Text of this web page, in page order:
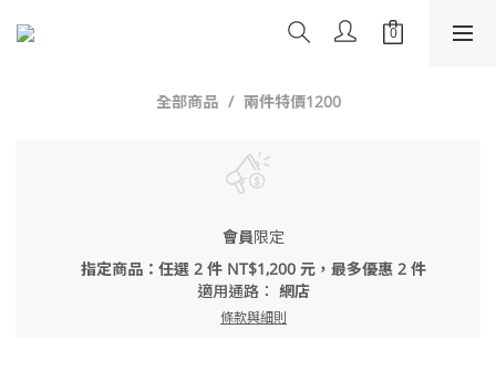
全部商品 兩件特價1200
會員限定
指定商品：任選 2 件 NT$1,200 元，最多優惠 2 件
適用通路： 網店
條款與細則